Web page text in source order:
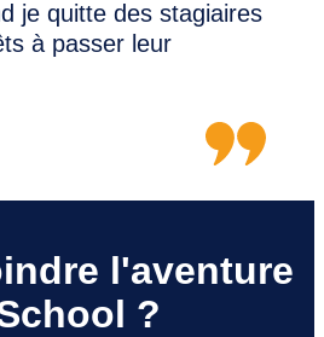
je quitte des stagiaires
à passer leur
l'aventure
?